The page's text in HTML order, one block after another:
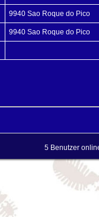
9940 Sao Roque do Pico
9940 Sao Roque do Pico
5 Benutzer